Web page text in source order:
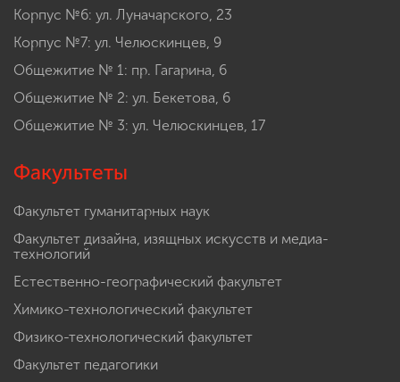
Корпус №6: ул. Луначарского, 23
Корпус №7: ул. Челюскинцев, 9
Общежитие № 1: пр. Гагарина, 6
Общежитие № 2: ул. Бекетова, 6
Общежитие № 3: ул. Челюскинцев, 17
Факультеты
Факультет гуманитарных наук
Факультет дизайна, изящных искусств и медиа-
технологий
Естественно-географический факультет
Химико-технологический факультет
Физико-технологический факультет
Факультет педагогики